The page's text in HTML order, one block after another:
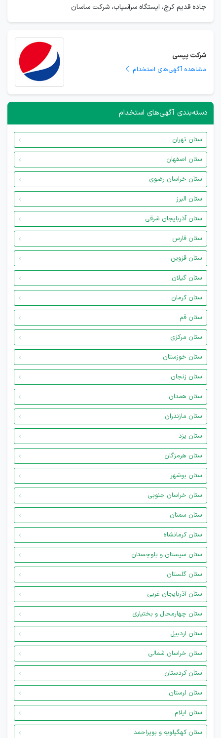
جاده قدیم کرج، ایستگاه سرآسیاب، شرکت ساسان
شرکت پپسی
مشاهده آگهی‌های استخدام
دسته‌بندی آگهی‌های استخدام
استان تهران
استان اصفهان
استان خراسان رضوی
استان البرز
استان آذربایجان شرقی
استان فارس
استان قزوین
استان گیلان
استان کرمان
استان قم
استان مرکزی
استان خوزستان
استان زنجان
استان همدان
استان مازندران
استان یزد
استان هرمزگان
استان بوشهر
استان خراسان جنوبی
استان سمنان
استان کرمانشاه
استان سیستان و بلوچستان
استان گلستان
استان آذربایجان غربی
استان چهارمحال و بختیاری
استان اردبیل
استان خراسان شمالی
استان کردستان
استان لرستان
استان ایلام
استان کهگیلویه و بویراحمد